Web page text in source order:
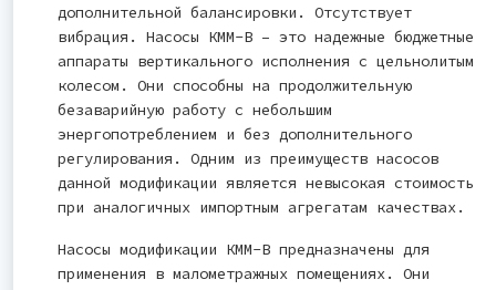
дополнительной балансировки. Отсутствует
вибрация. Насосы КММ-В – это надежные бюджетные
аппараты вертикального исполнения с цельнолитым
колесом. Они способны на продолжительную
безаварийную работу с небольшим
энергопотреблением и без дополнительного
регулирования. Одним из преимуществ насосов
данной модификации является невысокая стоимость
при аналогичных импортным агрегатам качествах.
Насосы модификации КММ-В предназначены для
применения в малометражных помещениях. Они